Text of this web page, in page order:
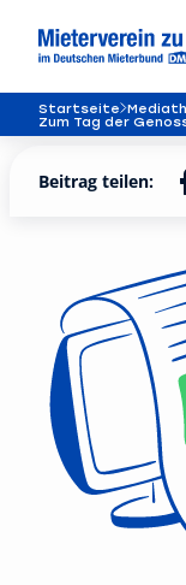
Startseite
Zum Tag der
Beitrag teilen: